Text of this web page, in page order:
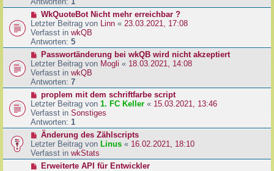
t
a
g
r
B
e
i
t
a
g
N
e
u
e
r
B
e
i
t
a
g
WkQuoteBot Nicht mehr erreichbar ?
Letzter Beitrag von Linn « 23.03.2021, 17:08
Verfasst in wkQB
Antworten: 5
N
e
u
e
r
B
e
i
t
a
g
Passwortänderung bei wkQB wird nicht akzeptiert
Letzter Beitrag von Mogli « 18.03.2021, 14:08
Verfasst in wkQB
Antworten: 7
N
e
u
e
r
B
e
i
proplem mit dem schriftfarbe script
Letzter Beitrag von 1. FC Keller « 15.03.2021, 13:46
Verfasst in Sonstiges
Antworten: 1
N
e
u
e
Änderung des Zählscripts
Letzter Beitrag von Linus « 16.02.2021, 18:10
Verfasst in wkStats
NErweiterte API für Entwickler